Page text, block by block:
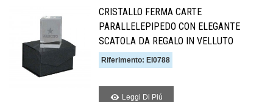
CRISTALLO FERMA CARTE
PARALLELEPIPEDO CON ELEGANTE
SCATOLA DA REGALO IN VELLUTO
Riferimento: EI0788
Leggi Di Piú